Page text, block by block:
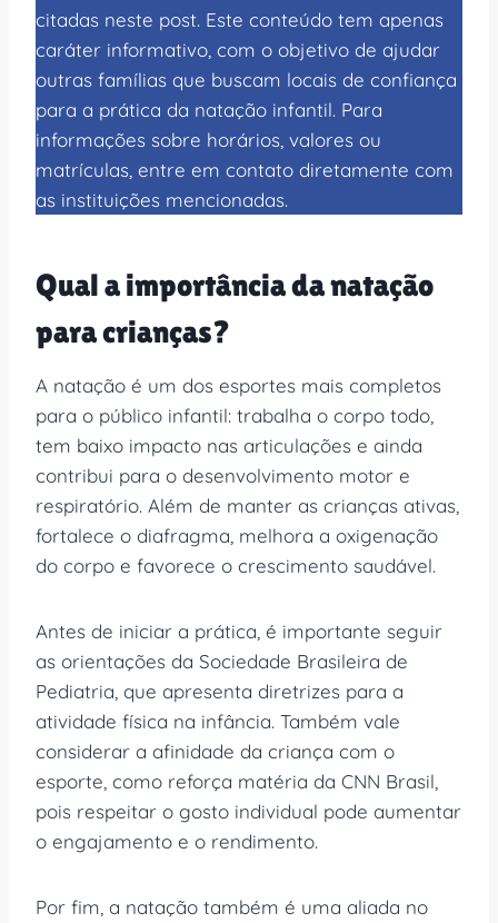
citadas neste post. Este conteúdo tem apenas
caráter informativo, com o objetivo de ajudar
outras famílias que buscam locais de confiança
para a prática da natação infantil. Para
informações sobre horários, valores ou
matrículas, entre em contato diretamente com
as instituições mencionadas.
Qual a importância da natação
para crianças?
A natação é um dos esportes mais completos
para o público infantil: trabalha o corpo todo,
tem baixo impacto nas articulações e ainda
contribui para o desenvolvimento motor e
respiratório. Além de manter as crianças ativas,
fortalece o diafragma, melhora a oxigenação
do corpo e favorece o crescimento saudável.
Antes de iniciar a prática, é importante seguir
as orientações da Sociedade Brasileira de
Pediatria, que apresenta diretrizes para a
atividade física na infância. Também vale
considerar a afinidade da criança com o
esporte, como reforça matéria da CNN Brasil,
pois respeitar o gosto individual pode aumentar
o engajamento e o rendimento.
Por fim, a natação também é uma aliada no